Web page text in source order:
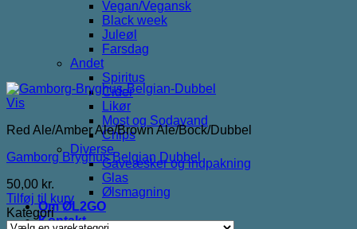
Vegan/Vegansk
Black week
Juleøl
Farsdag
Andet
Spiritus
Cider
Likør
Most og Sodavand
Chips
Diverse
Gaveæsker og indpakning
Glas
Ølsmagning
Om ØL2GO
Kontakt
Vis
Red Ale/Amber Ale/Brown Ale/Bock/Dubbel
Gamborg Bryghus Belgian Dubbel
50,00 kr.
Tilføj til kurv
Kategori